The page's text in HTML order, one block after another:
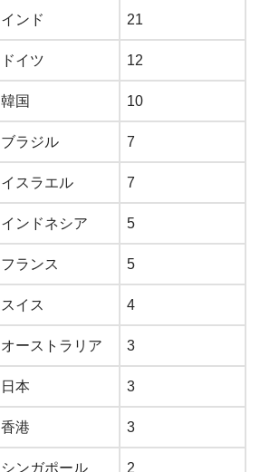
インド 21
ドイツ 12
韓国 10
ブラジル 7
イスラエル 7
インドネシア 5
フランス 5
スイス 4
オーストラリア 3
日本 3
香港 3
シンガポール 2